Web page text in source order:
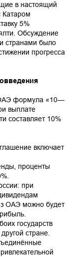
в настоящий
5%
Обсуждение
странами было
прогресса
формула «10—
выплате
составляет 10%
включает
проценты
при
ОАЭ можно будет
государств
стране.